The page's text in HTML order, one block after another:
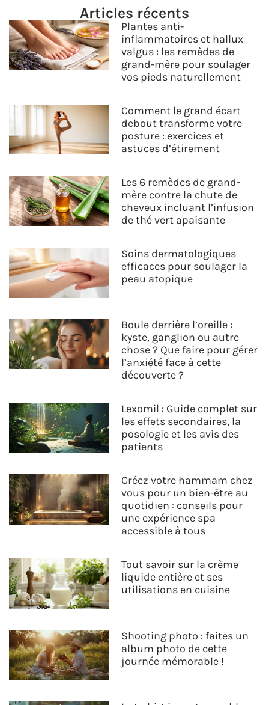
Articles récents
Plantes anti-
inflammatoires et hallux
valgus : les remèdes de
grand-mère pour soulager
vos pieds naturellement
Comment le grand écart
debout transforme votre
posture : exercices et
astuces d’étirement
Les 6 remèdes de grand-
mère contre la chute de
cheveux incluant l’infusion
de thé vert apaisante
Soins dermatologiques
efficaces pour soulager la
peau atopique
Boule derrière l’oreille :
kyste, ganglion ou autre
chose ? Que faire pour gérer
l’anxiété face à cette
découverte ?
Lexomil : Guide complet sur
les effets secondaires, la
posologie et les avis des
patients
Créez votre hammam chez
vous pour un bien-être au
quotidien : conseils pour
une expérience spa
accessible à tous
Tout savoir sur la crème
liquide entière et ses
utilisations en cuisine
Shooting photo : faites un
album photo de cette
journée mémorable !